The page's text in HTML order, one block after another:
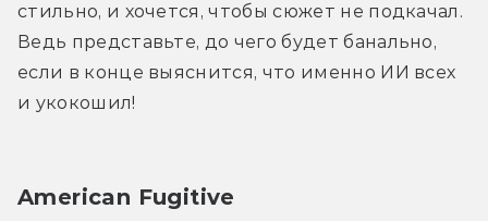
стильно, и хочется, чтобы сюжет не подкачал.
Ведь представьте, до чего будет банально,
если в конце выяснится, что именно ИИ всех
и укокошил!
American Fugitive